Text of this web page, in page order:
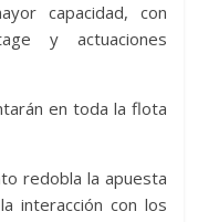
capacidad, con
y actuaciones
en toda la flota
redobla la apuesta
interacción con los